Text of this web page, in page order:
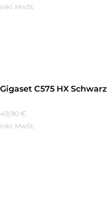
inkl. MwSt.
Gigaset C575 HX Schwarz
49,90 €
inkl. MwSt.